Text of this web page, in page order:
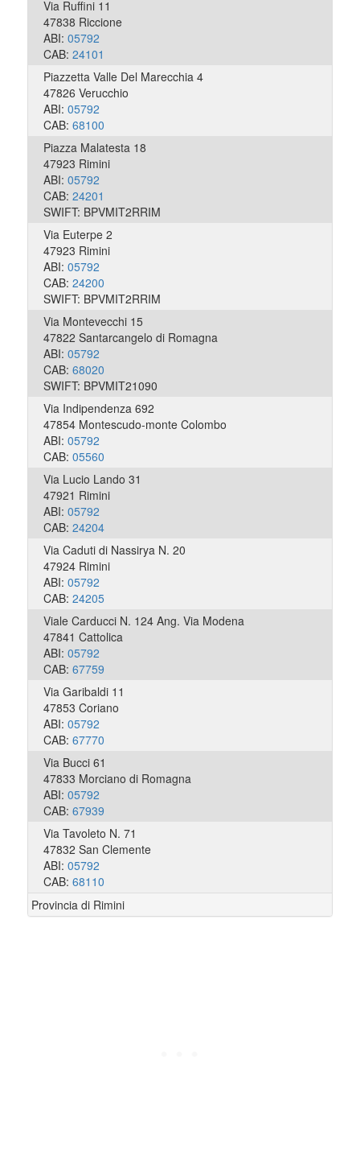
Via Ruffini 11
47838 Riccione
ABI: 05792
CAB: 24101
Piazzetta Valle Del Marecchia 4
47826 Verucchio
ABI: 05792
CAB: 68100
Piazza Malatesta 18
47923 Rimini
ABI: 05792
CAB: 24201
SWIFT: BPVMIT2RRIM
Via Euterpe 2
47923 Rimini
ABI: 05792
CAB: 24200
SWIFT: BPVMIT2RRIM
Via Montevecchi 15
47822 Santarcangelo di Romagna
ABI: 05792
CAB: 68020
SWIFT: BPVMIT21090
Via Indipendenza 692
47854 Montescudo-monte Colombo
ABI: 05792
CAB: 05560
Via Lucio Lando 31
47921 Rimini
ABI: 05792
CAB: 24204
Via Caduti di Nassirya N. 20
47924 Rimini
ABI: 05792
CAB: 24205
Viale Carducci N. 124 Ang. Via Modena
47841 Cattolica
ABI: 05792
CAB: 67759
Via Garibaldi 11
47853 Coriano
ABI: 05792
CAB: 67770
Via Bucci 61
47833 Morciano di Romagna
ABI: 05792
CAB: 67939
Via Tavoleto N. 71
47832 San Clemente
ABI: 05792
CAB: 68110
Provincia di Rimini